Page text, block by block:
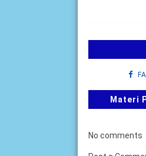
Materi
No comments